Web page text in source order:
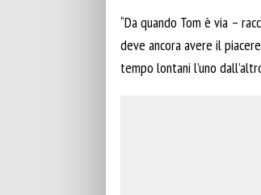
“Da quando Tom è via –
deve ancora avere il
tempo lontani l’uno